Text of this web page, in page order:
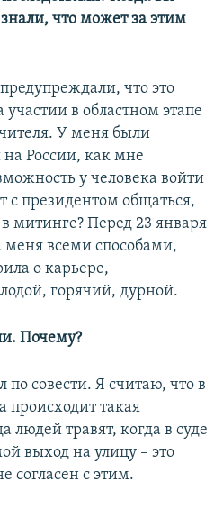
что может за этим
что это
участии в областном этапе
У меня были
России, как мне
у человека войти
с президентом общаться,
митинге? Перед 23 января
меня всеми способами,
о карьере,
горячий, дурной.
Почему?
по совести. Я считаю, что в
происходит такая
людей травят, когда в суде
выход на улицу – это
согласен с этим.